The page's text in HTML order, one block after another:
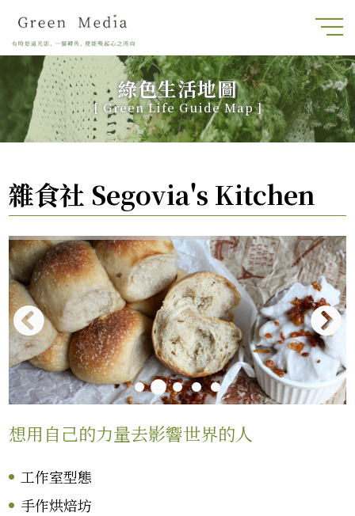
綠色生活地圖
[ Green Life Guide Map]
雜食社 Segovia's Kitchen
想用自己的力量去影響世界的人
工作室型態
手作烘焙坊